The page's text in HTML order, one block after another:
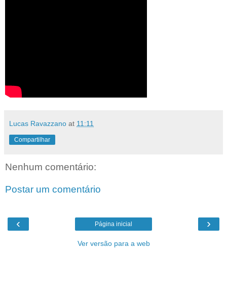
Lucas Ravazzano at 11:11
Compartilhar
Nenhum comentário:
Postar um comentário
‹ ›
Página inicial
Ver versão para a web